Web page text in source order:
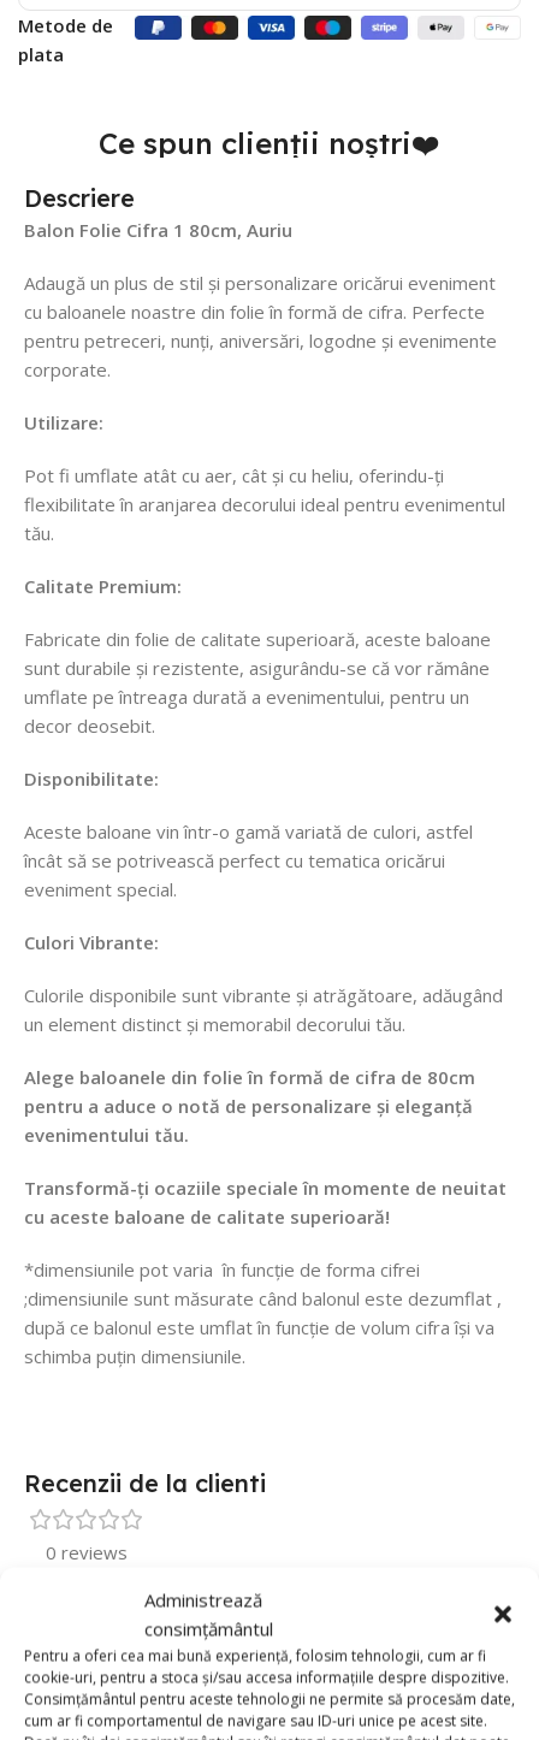
Administrează
consimțământul
Pentru a oferi cea mai bună experiență, folosim tehnologii, cum ar fi
cookie-uri, pentru a stoca și/sau accesa informațiile despre dispozitive.
Consimțământul pentru aceste tehnologii ne permite să procesăm date,
cum ar fi comportamentul de navigare sau ID-uri unice pe acest site.
Metode de
plata
Ce spun clienții noștri❤️
Descriere
Balon Folie Cifra 1 80cm, Auriu
Adaugă un plus de stil și personalizare oricărui eveniment
cu baloanele noastre din folie în formă de cifra. Perfecte
pentru petreceri, nunți, aniversări, logodne și evenimente
corporate.
Utilizare:
Pot fi umflate atât cu aer, cât și cu heliu, oferindu-ți
flexibilitate în aranjarea decorului ideal pentru evenimentul
tău.
Calitate Premium:
Fabricate din folie de calitate superioară, aceste baloane
sunt durabile și rezistente, asigurându-se că vor rămâne
umflate pe întreaga durată a evenimentului, pentru un
decor deosebit.
Disponibilitate:
Aceste baloane vin într-o gamă variată de culori, astfel
încât să se potrivească perfect cu tematica oricărui
eveniment special.
Culori Vibrante:
Culorile disponibile sunt vibrante și atrăgătoare, adăugând
un element distinct și memorabil decorului tău.
Alege baloanele din folie în formă de cifra de 80cm
pentru a aduce o notă de personalizare și eleganță
evenimentului tău.
Transformă-ți ocaziile speciale în momente de neuitat
cu aceste baloane de calitate superioară!
*dimensiunile pot varia în funcție de forma cifrei
;dimensiunile sunt măsurate când balonul este dezumflat ,
după ce balonul este umflat în funcție de volum cifra își va
schimba puțin dimensiunile.
Recenzii de la clienti
0 reviews
0
0
0
0